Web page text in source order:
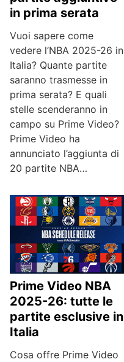
in prima serata
Vuoi sapere come
vedere l’NBA 2025-26 in
Italia? Quante partite
saranno trasmesse in
prima serata? E quali
stelle scenderanno in
campo su Prime Video?
Prime Video ha
annunciato l’aggiunta di
20 partite NBA…
Prime Video NBA
2025-26: tutte le
partite esclusive in
Italia
Cosa offre Prime Video